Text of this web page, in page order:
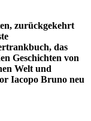
zurückgekehrt
das
Geschichten von
Welt und
Iacopo Bruno neu